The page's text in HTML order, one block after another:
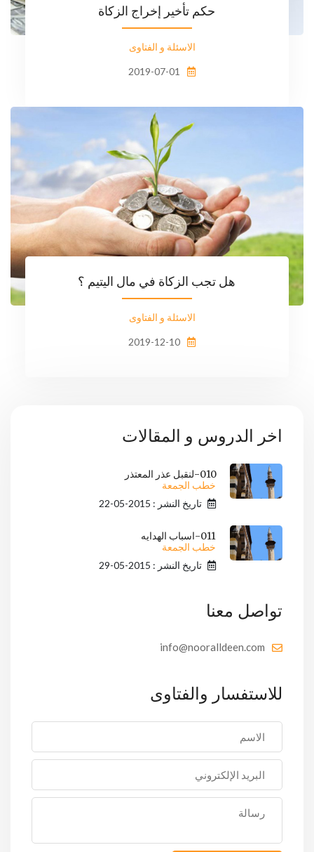
حكم تأخير إخراج الزكاة
الاسئلة و الفتاوى
هل تجب الزكاة في مال اليتيم ؟
الاسئلة و الفتاوى
اخر الدروس و المقالات
010-لنقبل عذر المعتذر
خطب الجمعة
تاريخ النشر : 2015-05-22
011-اسباب الهدايه
خطب الجمعة
تاريخ النشر : 2015-05-29
تواصل معنا
info@nooralldeen.com
للاستفسار والفتاوى